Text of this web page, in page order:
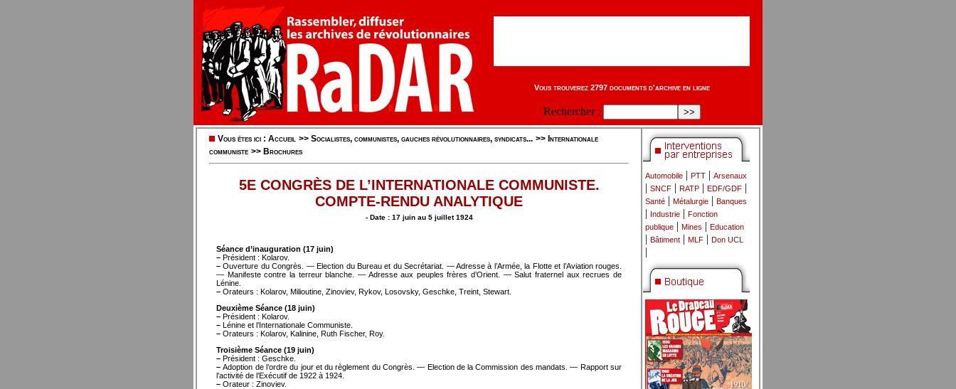
Vous trouverez 2797 documents d'archive en ligne
Rechercher :
Vous êtes ici : Accueil >> Socialistes, communistes, gauches révolutionnaires, syndicats... >> Internationale
communiste >> Brochures
5E CONGRÈS DE L’INTERNATIONALE COMMUNISTE.
COMPTE-RENDU ANALYTIQUE
- Date : 17 juin au 5 juillet 1924
Séance d’inauguration (17 juin)
– Président : Kolarov.
– Ouverture du Congrès. — Election du Bureau et du Secrétariat. — Adresse à l’Armée, la Flotte et l’Aviation rouges.
— Manifeste contre la terreur blanche. — Adresse aux peuples frères d’Orient. — Salut fraternel aux recrues de
Lénine.
– Orateurs : Kolarov, Milioutine, Zinoviev, Rykov, Losovsky, Geschke, Treint, Stewart.
Deuxième Séance (18 juin)
– Président : Kolarov.
– Lénine et l’Internationale Communiste.
– Orateurs : Kolarov, Kalinine, Ruth Fischer, Roy.
Troisième Séance (19 juin)
– Président : Geschke.
– Adoption de l’ordre du jour et du règlement du Congrès. — Election de la Commission des mandats. — Rapport sur
l’activité de l’Exécutif de 1922 à 1924.
– Orateur : Zinoviev.
Automobile | PTT | Arsenaux
| SNCF | RATP | EDF/GDF |
Santé | Métalurgie | Banques
| Industrie | Fonction
publique | Mines | Education
| Bâtiment | MLF | Don UCL
|